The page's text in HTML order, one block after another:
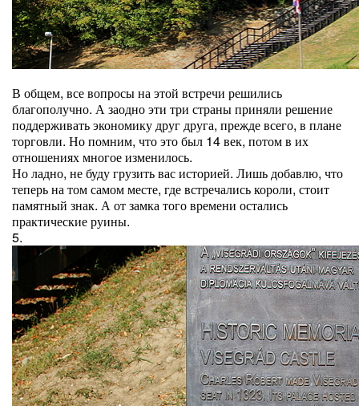
В общем, все вопросы на этой встречи решились
благополучно. А заодно эти три страны приняли решение
поддерживать экономику друг друга, прежде всего, в плане
торговли. Но помним, что это был 14 век, потом в их
отношениях многое изменилось.
Но ладно, не буду грузить вас историей. Лишь добавлю, что
теперь на том самом месте, где встречались короли, стоит
памятный знак. А от замка того времени остались
практические руины.
5.